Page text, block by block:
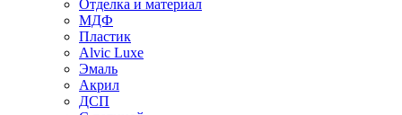
Отделка и материал
МДФ
Пластик
Alvic Luxe
Эмаль
Акрил
ДСП